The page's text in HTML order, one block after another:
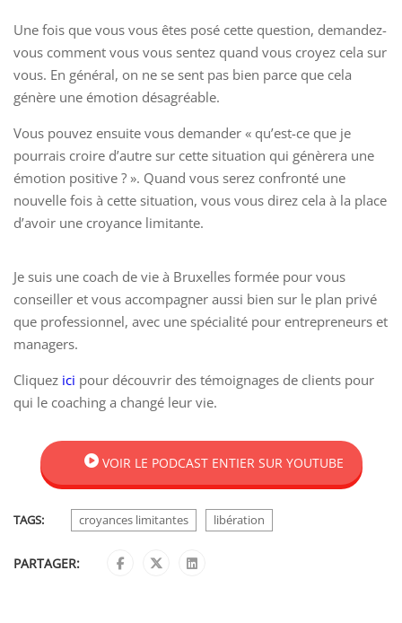
Une fois que vous vous êtes posé cette question, demandez-
vous comment vous vous sentez quand vous croyez cela sur
vous. En général, on ne se sent pas bien parce que cela
génère une émotion désagréable.
Vous pouvez ensuite vous demander « qu’est-ce que je
pourrais croire d’autre sur cette situation qui génèrera une
émotion positive ? ». Quand vous serez confronté une
nouvelle fois à cette situation, vous vous direz cela à la place
d’avoir une croyance limitante.
Je suis une coach de vie à Bruxelles formée pour vous
conseiller et vous accompagner aussi bien sur le plan privé
que professionnel, avec une spécialité pour entrepreneurs et
managers.
Cliquez ici pour découvrir des témoignages de clients pour
qui le coaching a changé leur vie.
VOIR LE PODCAST ENTIER SUR YOUTUBE
TAGS: croyances limitantes libération
PARTAGER: